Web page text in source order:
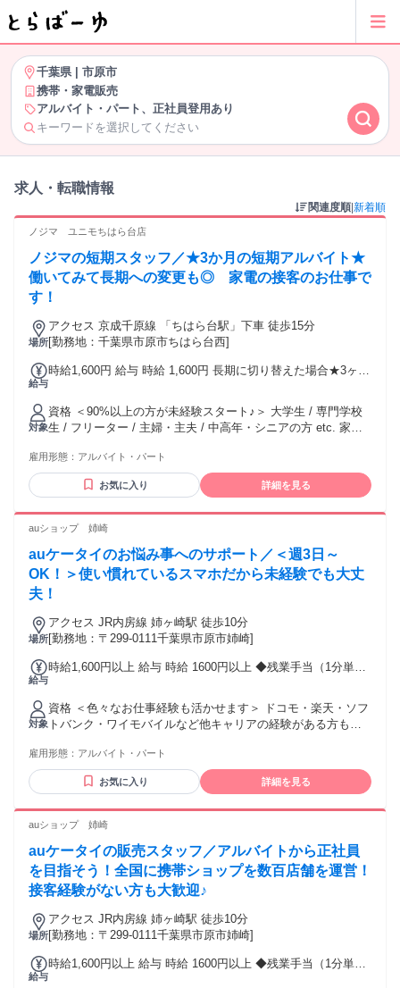
千葉県| 市原市
携帯・家電販売
アルバイト・パート、正社員登用あり
キーワードを選択してください
求人・転職情報
関連度順 新着順
ノジマ ユニモちはら台店
ノジマの短期スタッフ／★3か月の短期アルバイト★
働いてみて長期への変更も◎ 家電の接客のお仕事で
す！
場所
アクセス 京成千原線 「ちはら台駅」下車 徒歩15分
[勤務地：千葉県市原市ちはら台西]
給与
時給1,600円 給与 時給 1,600円 長期に切り替えた場合★3ヶ月
ャンスあり （時給変動制）
対象
資格 ＜90%以上の方が未経験スタート♪＞ 大学生 / 専門学校
生 / フリーター / 主婦・主夫 / 中高年・シニアの方 etc. 家電
学生のバイトデビュー応援!! ◆英語 / 中国語 / 韓国語など語学
力 に自信のある方大歓迎!! ◆現在ハローワークで求職活動中
の方にもおすすめです!!
雇用形態： アルバイト・パート
お気に入り 詳細を見る
auショップ 姉崎
auケータイのお悩み事へのサポート／＜週3日～
OK！＞使い慣れているスマホだから未経験でも大丈
夫！
場所
アクセス JR内房線 姉ヶ崎駅 徒歩10分
[勤務地：〒299-0111千葉県市原市姉崎]
給与
時給1,600円以上 給与 時給 1600円以上 ◆残業手当（1分単位
円～） 皆さんのがんばりをしっかり評価して積極的に昇給し
ていきます!! ※最大時給1800円(経験3年/勤務地による) 交通
費：交通費支給 月額10万円まで
対象
資格 ＜色々なお仕事経験も活かせます＞ ドコモ・楽天・ソフ
トバンク・ワイモバイルなど他キャリアの経験がある方も
代女性Aさん (入社3年目 前職：ホテルスタッフ) ・志望動機
１0年ほど前に少しだけ携帯販売の仕事についたことがありそ
のときの楽しさが忘れられなかったので。 ・今までのお仕事
ピタリティです。 ・携帯販売のおすすめポイント ありがと
くださったり、 大切なお友達を紹介してくださったりしたと
きは本当に嬉しいです。 ・会社(ITXコミュニケーションズ株
式会社）のおすすめポイント 実績だけでなくプロセスもちゃ
んとみてもらえるし、 年齢や歴に関わらず努力を評価しても
らえます。 お子さんがいる方も配慮してもらえるので安心し
て働ける会社だと思います。
雇用形態： アルバイト・パート
お気に入り 詳細を見る
auショップ 姉崎
auケータイの販売スタッフ／アルバイトから正社員
を目指そう！全国に携帯ショップを数百店舗を運営！
接客経験がない方も大歓迎♪
場所
アクセス JR内房線 姉ヶ崎駅 徒歩10分
[勤務地：〒299-0111千葉県市原市姉崎]
給与
時給1,600円以上 給与 時給 1600円以上 ◆残業手当（1分単位